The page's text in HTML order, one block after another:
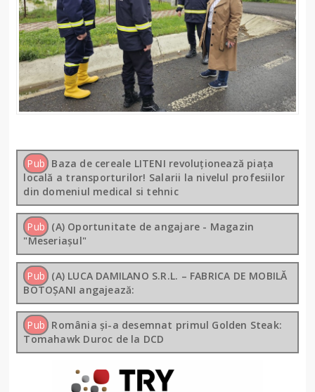
Pub Baza de cereale LITENI revoluționează piața
locală a transporturilor! Salarii la nivelul profesiilor
din domeniul medical si tehnic
Pub (A) Oportunitate de angajare - Magazin
"Meseriașul"
Pub (A) LUCA DAMILANO S.R.L. – FABRICA DE MOBILĂ
BOTOȘANI angajează:
Pub România și-a desemnat primul Golden Steak:
Tomahawk Duroc de la DCD